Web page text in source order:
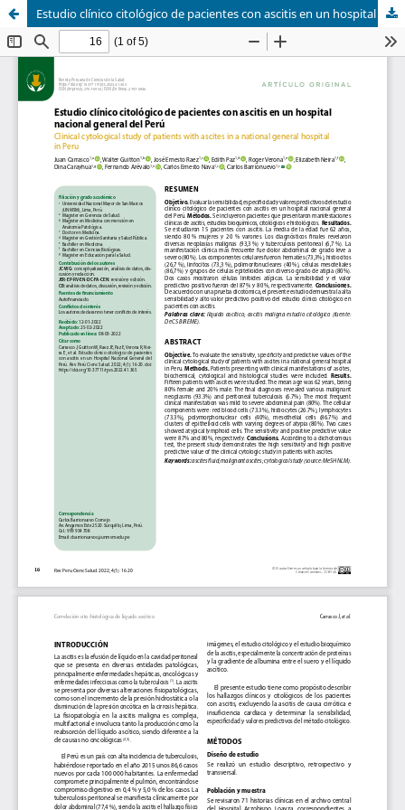
Estudio clínico citológico de pacientes con ascitis en un hospital nacional general del Perú